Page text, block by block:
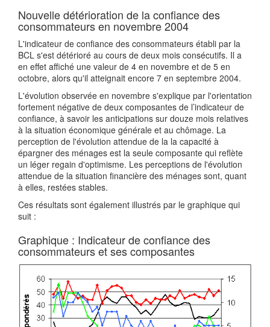
Nouvelle détérioration de la confiance des
consommateurs en novembre 2004
L'indicateur de confiance des consommateurs établi par la
BCL s'est détérioré au cours de deux mois consécutifs. Il a
en effet affiché une valeur de 4 en novembre et de 5 en
octobre, alors qu'il atteignait encore 7 en septembre 2004.
L'évolution observée en novembre s'explique par l'orientation
fortement négative de deux composantes de l’indicateur de
confiance, à savoir les anticipations sur douze mois relatives
à la situation économique générale et au chômage. La
perception de l'évolution attendue de la la capacité à
épargner des ménages est la seule composante qui reflète
un léger regain d'optimisme. Les perceptions de l'évolution
attendue de la situation financière des ménages sont, quant
à elles, restées stables.
Ces résultats sont également illustrés par le graphique qui
suit :
Graphique : Indicateur de confiance des
consommateurs et ses composantes